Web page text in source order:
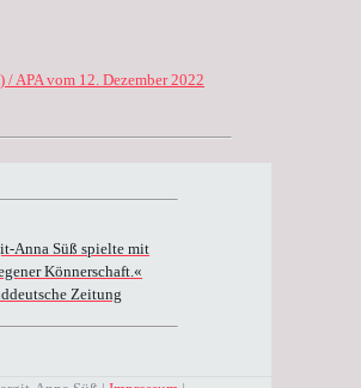
APA vom 12. Dezember 2022
Anna Süß spielte mit
Könnerschaft.«
Zeitung